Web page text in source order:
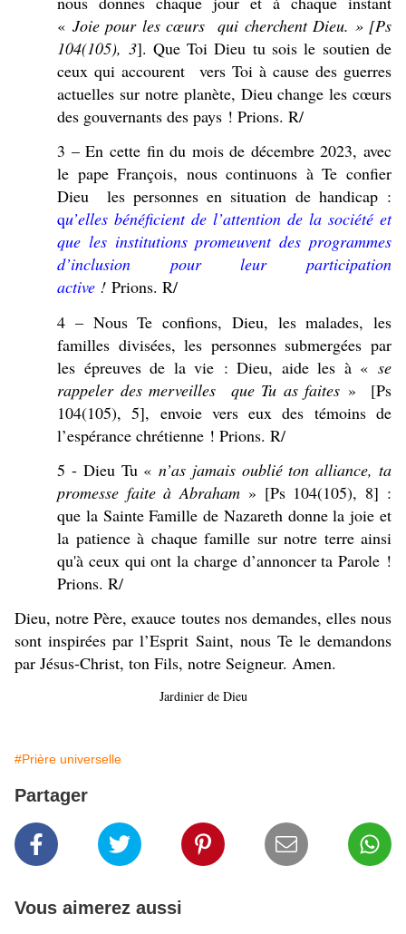
« Joie pour les cœurs qui cherchent Dieu. » [Ps
104(105), 3]. Que Toi Dieu tu sois le soutien de
ceux qui accourent vers Toi à cause des guerres
actuelles sur notre planète, Dieu change les cœurs
des gouvernants des pays ! Prions. R/
3 – En cette fin du mois de décembre 2023, avec
le pape François, nous continuons à Te confier
Dieu les personnes en situation de handicap :
qu’elles bénéficient de l’attention de la société et
que les institutions promeuvent des programmes
d’inclusion pour leur participation
active!Prions. R/
4 – Nous Te confions, Dieu, les malades, les
familles divisées, les personnes submergées par
les épreuves de la vie : Dieu, aide les à « se
rappeler des merveilles que Tu as faites » [Ps
104(105), 5], envoie vers eux des témoins de
l’espérance chrétienne ! Prions. R/
5 - Dieu Tu «n’as jamais oublié ton alliance, ta
promesse faite à Abraham» [Ps 104(105), 8] :
que la Sainte Famille de Nazareth donne la joie et
la patience à chaque famille sur notre terre ainsi
qu'à ceux qui ont la charge d’annoncer ta Parole !
Prions. R/
Dieu, notre Père, exauce toutes nos demandes, elles nous
sont inspirées par l’Esprit Saint, nous Te le demandons
par Jésus-Christ, ton Fils, notre Seigneur. Amen.
Jardinier de Dieu
#Prière universelle
Partager
Vous aimerez aussi